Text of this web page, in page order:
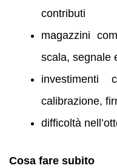
contributi
magazzini
scala, segnale
calibrazione,
difficoltà
Cosa fare subito